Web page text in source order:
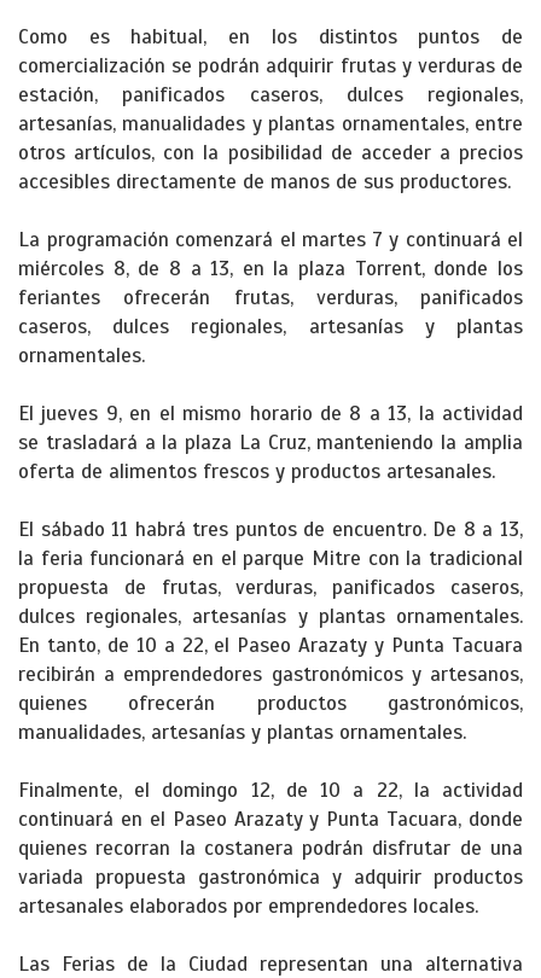
Como es habitual, en los distintos puntos de
comercialización se podrán adquirir frutas y verduras de
estación, panificados caseros, dulces regionales,
artesanías, manualidades y plantas ornamentales, entre
otros artículos, con la posibilidad de acceder a precios
accesibles directamente de manos de sus productores.
La programación comenzará el martes 7 y continuará el
miércoles 8, de 8 a 13, en la plaza Torrent, donde los
feriantes ofrecerán frutas, verduras, panificados
caseros, dulces regionales, artesanías y plantas
ornamentales.
El jueves 9, en el mismo horario de 8 a 13, la actividad
se trasladará a la plaza La Cruz, manteniendo la amplia
oferta de alimentos frescos y productos artesanales.
El sábado 11 habrá tres puntos de encuentro. De 8 a 13,
la feria funcionará en el parque Mitre con la tradicional
propuesta de frutas, verduras, panificados caseros,
dulces regionales, artesanías y plantas ornamentales.
En tanto, de 10 a 22, el Paseo Arazaty y Punta Tacuara
recibirán a emprendedores gastronómicos y artesanos,
quienes ofrecerán productos gastronómicos,
manualidades, artesanías y plantas ornamentales.
Finalmente, el domingo 12, de 10 a 22, la actividad
continuará en el Paseo Arazaty y Punta Tacuara, donde
quienes recorran la costanera podrán disfrutar de una
variada propuesta gastronómica y adquirir productos
artesanales elaborados por emprendedores locales.
Las Ferias de la Ciudad representan una alternativa